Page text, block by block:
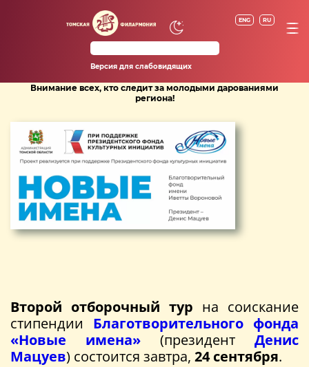
ENG RU
Версия для слабовидящих
Внимание всех, кто следит за молодыми дарованиями
региона!
Второй отборочный тур на соискание
стипендии Благотворительного фонда
«Новые имена»
(президент Денис
Мацуев) состоится завтра, 24 сентября.